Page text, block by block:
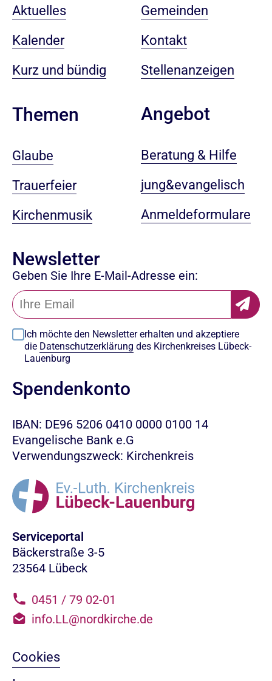
Aktuelles
Kalender
Kurz und bündig
Themen
Glaube
Trauerfeier
Kirchenmusik
Gemeinden
Kontakt
Stellenanzeigen
Angebot
Beratung & Hilfe
jung&evangelisch
Anmeldeformulare
Newsletter
Geben Sie Ihre E-Mail-Adresse ein:
Ich möchte den Newsletter erhalten und akzeptiere
die Datenschutzerklärung des Kirchenkreises Lübeck-
Lauenburg
Spendenkonto
IBAN: DE96 5206 0410 0000 0100 14
Evangelische Bank e.G
Verwendungszweck: Kirchenkreis
Serviceportal
Bäckerstraße 3-5
23564 Lübeck
0451 / 79 02-01
info.LL@nordkirche.de
Cookies